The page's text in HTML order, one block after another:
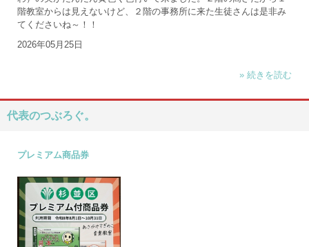
階教室からは見えないけど、２階の事務所に来た生徒さんは是非み
てくださいね～！！
2026年05月25日
» 続きを読む
代表のつぶろぐ。
プレミアム商品券